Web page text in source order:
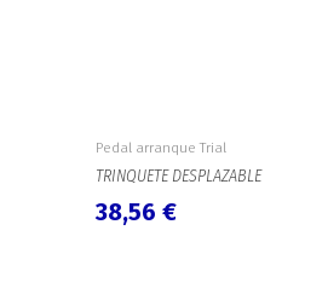
Pedal arranque Trial
TRINQUETE DESPLAZABLE
38,56 €